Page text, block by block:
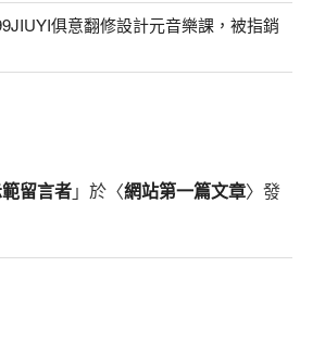
俱意翻修設計元音樂課，被指銷
留言者」於〈網站第一篇文章〉發